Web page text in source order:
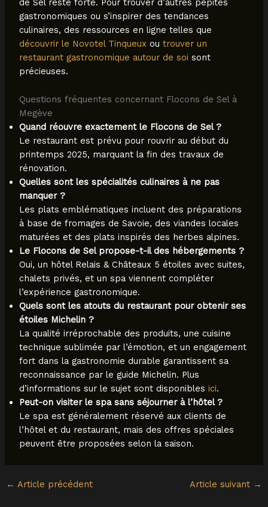
de Sel reste forte. Pour trouver d’autres pépites
gastronomiques ou s’inspirer des tendances
culinaires, des ressources en ligne telles que
découvrir le Novotel Tinqueux ou trouver un
restaurant gastronomique autour de soi sont
précieuses.
Questions fréquentes concernant Flocons de Sel à
Megève
Quand réouvre exactement le Flocons de Sel ?
Le restaurant est prévu pour rouvrir au début du
printemps 2025, marquant la fin des travaux de
rénovation.
Quelles sont les spécialités culinaires à ne pas
manquer ?
Les plats emblématiques incluent des préparations
à base de fromages de Savoie, des viandes locales
maturées et des plats inspirés des herbes alpines.
Le Flocons de Sel propose-t-il des hébergements ?
Oui, un hôtel Relais & Châteaux 5 étoiles avec suites,
chalets privés, et un spa viennent compléter
l’expérience gastronomique.
Quels sont les atouts du restaurant pour obtenir ses
étoiles Michelin ?
La qualité irréprochable des produits, une cuisine
technique sublimée par l’émotion, et un engagement
fort dans la gastronomie durable garantissent sa
reconnaissance par le guide Michelin. Plus
d’informations sur le sujet sont disponibles ici.
Peut-on visiter le spa sans séjourner à l’hôtel ?
Le spa est généralement réservé aux clients de
l’hôtel et du restaurant, mais des offres spéciales
peuvent être proposées selon la saison.
← Article précédent Article suivant →